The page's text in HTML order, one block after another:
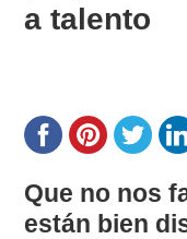
a talento
Que no nos
están bien